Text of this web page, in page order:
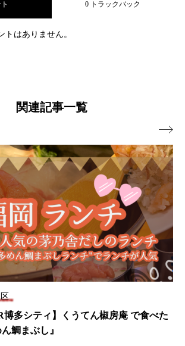
0 トラックバック
トはありません。
関連記事一覧
新】博多駅に新名所誕生！西日本シティ
話題のグルメ4選
